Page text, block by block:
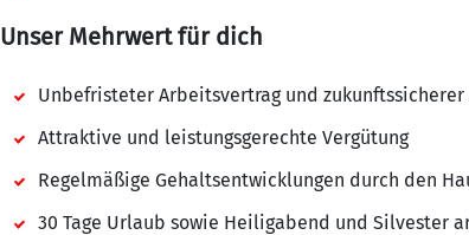
Unser Mehrwert für dich
Unbefristeter Arbeitsvertrag und
Attraktive und leistungsgerechte Vergütung
Regelmäßige Gehaltsentwicklungen durch den
30 Tage Urlaub sowie Heiligabend und Silvester